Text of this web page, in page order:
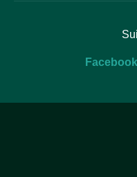
Facebook